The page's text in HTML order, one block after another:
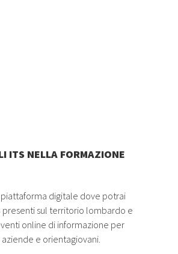
ITS NELLA FORMAZIONE
piattaforma digitale dove potrai
presenti sul territorio lombardo e
online di informazione per
e orientagiovani.